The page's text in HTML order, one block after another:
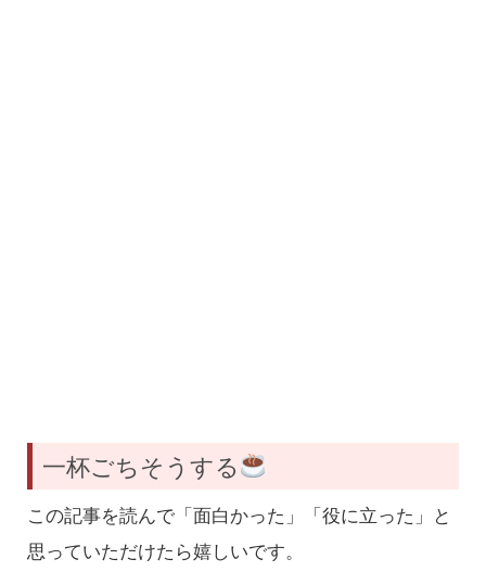
一杯ごちそうする
この記事を読んで「面白かった」「役に立った」と
思っていただけたら嬉しいです。